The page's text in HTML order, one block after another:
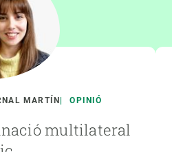
MARTÍN OPINIÓ
multilateral